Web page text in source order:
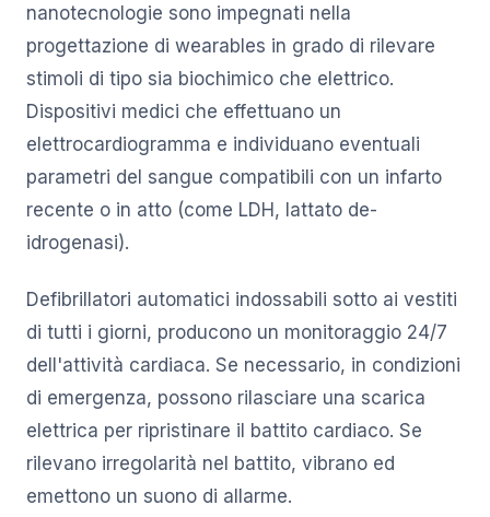
nanotecnologie sono impegnati nella
progettazione di wearables in grado di rilevare
stimoli di tipo sia biochimico che elettrico.
Dispositivi medici che effettuano un
elettrocardiogramma e individuano eventuali
parametri del sangue compatibili con un infarto
recente o in atto (come LDH, lattato de-
idrogenasi).
Defibrillatori automatici indossabili sotto ai vestiti
di tutti i giorni, producono un monitoraggio 24/7
dell'attività cardiaca. Se necessario, in condizioni
di emergenza, possono rilasciare una scarica
elettrica per ripristinare il battito cardiaco. Se
rilevano irregolarità nel battito, vibrano ed
emettono un suono di allarme.